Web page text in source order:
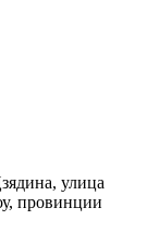
улица
провинции